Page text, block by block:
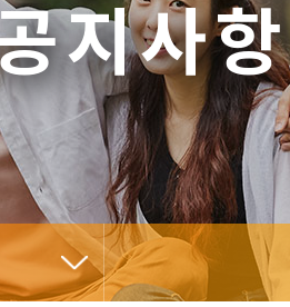
지사항